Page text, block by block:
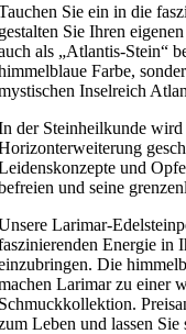
Sie ein in die
Sie Ihren
als „Atlantis-Stein“
Farbe,
Inselreich
der Steinheilkunde
und
und seine
Larimar-
Energie in
Die
Larimar zu einer
Leben und lassen